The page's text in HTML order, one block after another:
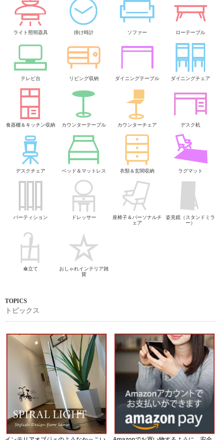
ライト照明器具 掛け時計 ソファー ローテーブル
テレビ台 リビング収納 ダイニングテーブル ダイニングチェア
食器棚＆キッチン収納 カウンターテーブル カウンターチェア デスク机
デスクチェア ベッド＆マットレス 衣類＆玄関収納 ラグマット
パーティション ドレッサー
座椅子＆パーソナルチ
ェア
姿見鏡（スタンドミラ
ー）
傘立て
おしゃれインテリア雑
貨
トピックス